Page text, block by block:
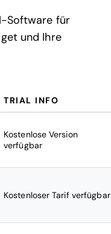
Software für
und Ihre
TRIAL INFO
Kostenlose Version
verfügbar
Kostenloser Tarif verfügbar